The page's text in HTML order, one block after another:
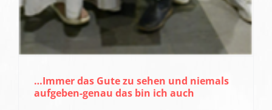
…Immer das Gute zu sehen und niemals
aufgeben-genau das bin ich auch